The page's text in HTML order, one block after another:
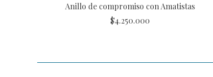
Anillo de compromiso con Amatistas
$4.250.000